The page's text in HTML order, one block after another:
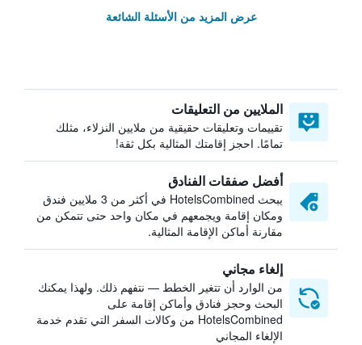
عرض المزيد من الأسئلة الشائعة
الملايين من التعليقات
تقييمات وتعليقات حقيقية من ملايين النزلاء، مثلك
تمامًا. احجز إقامتك المثالية بكل ثقة!
أفضل صفقات الفنادق
يبحث HotelsCombined في أكثر من 3 ملايين فندق
ومكان إقامة ويجمعهم في مكان واحد حتى تتمكن من
مقارنة أماكن الإقامة المثالية.
إلغاء مجاني
من الوارد أن تتغير الخطط — نتفهم ذلك. ولهذا يمكنك
البحث وحجز فنادق وأماكن إقامة على
HotelsCombined من وكالات السفر التي تقدم خدمة
الإلغاء المجاني